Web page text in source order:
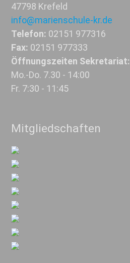
47798 Krefeld
info@marienschule-kr.de
Telefon: 02151 977316
Fax: 02151 977333
Öffnungszeiten Sekretariat:
Mo.-Do. 7.30 - 14:00
Fr. 7:30 - 11:45
Mitgliedschaften